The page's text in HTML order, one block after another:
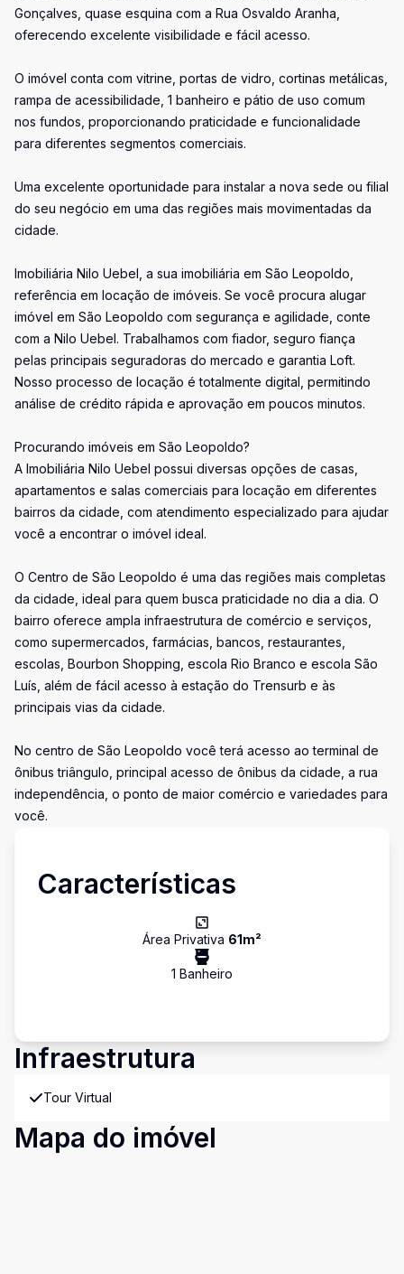
Gonçalves, quase esquina com a Rua Osvaldo Aranha,
oferecendo excelente visibilidade e fácil acesso.
O imóvel conta com vitrine, portas de vidro, cortinas metálicas,
rampa de acessibilidade, 1 banheiro e pátio de uso comum
nos fundos, proporcionando praticidade e funcionalidade
para diferentes segmentos comerciais.
Uma excelente oportunidade para instalar a nova sede ou filial
do seu negócio em uma das regiões mais movimentadas da
cidade.
Imobiliária Nilo Uebel, a sua imobiliária em São Leopoldo,
referência em locação de imóveis. Se você procura alugar
imóvel em São Leopoldo com segurança e agilidade, conte
com a Nilo Uebel. Trabalhamos com fiador, seguro fiança
pelas principais seguradoras do mercado e garantia Loft.
Nosso processo de locação é totalmente digital, permitindo
análise de crédito rápida e aprovação em poucos minutos.
Procurando imóveis em São Leopoldo?
A Imobiliária Nilo Uebel possui diversas opções de casas,
apartamentos e salas comerciais para locação em diferentes
bairros da cidade, com atendimento especializado para ajudar
você a encontrar o imóvel ideal.
O Centro de São Leopoldo é uma das regiões mais completas
da cidade, ideal para quem busca praticidade no dia a dia. O
bairro oferece ampla infraestrutura de comércio e serviços,
como supermercados, farmácias, bancos, restaurantes,
escolas, Bourbon Shopping, escola Rio Branco e escola São
Luís, além de fácil acesso à estação do Trensurb e às
principais vias da cidade.
No centro de São Leopoldo você terá acesso ao terminal de
ônibus triângulo, principal acesso de ônibus da cidade, a rua
independência, o ponto de maior comércio e variedades para
você.
Características
Área Privativa 61m²
1 Banheiro
Infraestrutura
Tour Virtual
Mapa do imóvel